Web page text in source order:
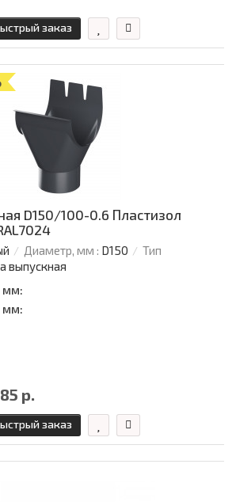
заказ
D150/100-0.6 Пластизол
Диаметр, мм : D150
Тип
выпускная
мм:
мм:
р.
заказ